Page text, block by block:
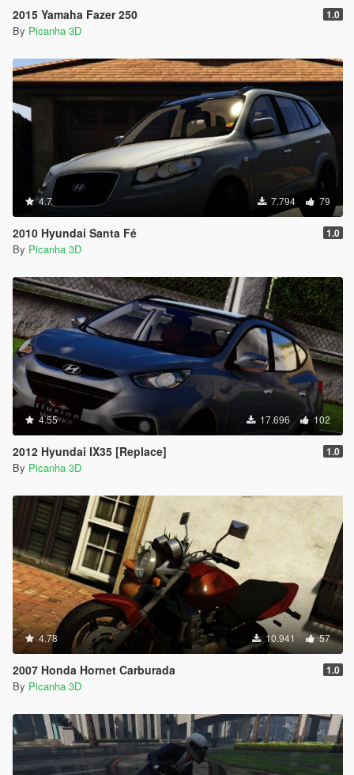
2015 Yamaha Fazer 250 1.0
By Picanha 3D
4.7 7.794 79
2010 Hyundai Santa Fé 1.0
By Picanha 3D
4.55 17.696 102
2012 Hyundai IX35 [Replace] 1.0
By Picanha 3D
4.78 10.941 57
2007 Honda Hornet Carburada 1.0
By Picanha 3D